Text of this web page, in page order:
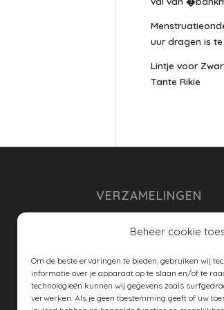
Beheer cookie
Om de beste ervaringen te bieden, gebruiken wij
informatie over je apparaat op te slaan en/of te
technologieën kunnen wij gegevens zoals
verwerken. Als je geen toestemming geeft of uw
uur dragen is
Lintje voor
Tante Rikie
VERZAMELINGEN
huishouden
spreekwoorden en